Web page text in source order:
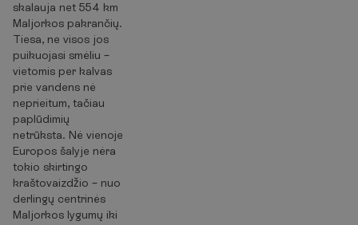
skalauja net 554 km
Maljorkos pakrančių.
Tiesa, ne visos jos
puikuojasi smėliu –
vietomis per kalvas
prie vandens nė
neprieitum, tačiau
paplūdimių
netrūksta. Nė vienoje
Europos šalyje nėra
tokio skirtingo
kraštovaizdžio – nuo
derlingų centrinės
Maljorkos lygumų iki